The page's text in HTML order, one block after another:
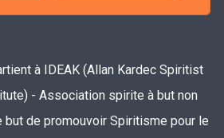
à IDEAK (Allan Kardec Spiritist
- Association spirite à but non
but de promouvoir Spiritisme pour le